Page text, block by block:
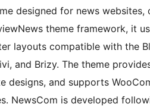
designed for news
theme framework, it
layouts compatible with the
and Brizy. The theme
designs, and supports
NewsCom is developed